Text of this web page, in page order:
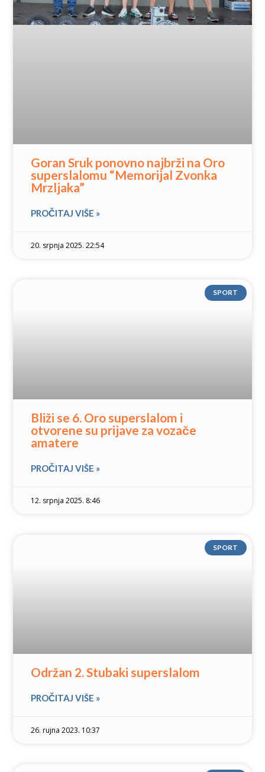
Goran Sruk ponovno najbrži na Oro
superslalomu “Memorijal Zvonka
Mrzljaka”
PROČITAJ VIŠE »
20. srpnja 2025. 22:54
SPORT
Bliži se 6. Oro superslalom i
otvorene su prijave za vozače
amatere
PROČITAJ VIŠE »
12. srpnja 2025. 8:46
SPORT
Održan 2. Stubaki superslalom
PROČITAJ VIŠE »
26. rujna 2023. 10:37